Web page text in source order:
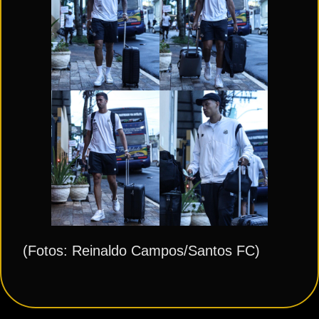
(Fotos: Reinaldo Campos/Santos FC)